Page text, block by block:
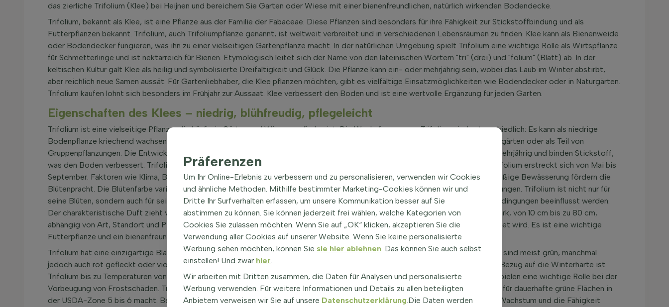
das zierliche Trifolium (Klee) bei Heijnen und bereichern Sie Garten oder Wiese mit einer bienenfreundlichen, natürlich wirkenden Bodendecke.
Trifolium, bekannt als Klee, ist eine Pflanze aus der Familie der Fabaceae. Diese Pflanzen sind besonders für ihre Fähigkeit zur Stickstoffbindung und als
Futterpflanzen bekannt. Trifolium, auch Trifoliumpflanze genannt, ist weltweit verbreitet und in verschiedenen Lebensräumen zu finden. Klee kann als Bienenweide
oder Bodendecker fungieren, was ihn zu einer vielseitigen Gartenpflanze macht. In der natürlichen Umgebung spielt Trifolium eine wichtige Rolle als Wirtspflanze
für Schmetterlinge und ist nektarreich für Bienen. Etymologisch leitet sich der Name von den lateinischen Wörtern "tri" (drei) und "folium" (Blatt) ab. In der
keltischen Kultur galt Klee als heilig und symbolisierte Dreifaltigkeit und Glück. Die Pflanze kann ein- oder mehrjährig sein, wobei das Laub im Winter abstirbt,
aber reichlich neue Samen aussät. Für Gartenliebhaber, die Klee pflanzen möchten, gibt es vielfältige Einsatzmöglichkeiten wie Bodendecker oder in Naturgärten.
Trifolium kaufen lohnt sich besonders im Frühjahr zur Aussaat. Klee verbessert den Boden und ist eine wertvolle Ergänzung für jeden Garten.
Eigenschaften des Klees – niedrig, blühfreudig, pflegeleicht
Trifolium ist eine vielseitige Pflanze, die häufig in Gärten und Wiesen zu finden ist. Die Wuchsformen von Trifolium sind unterschiedlich: Es kann als niedrige
Bodenpflanze kriechend wachsen oder sich sanft emporwinden. Diese Eigenschaften machen es ideal als Bodendecker in Naturgärten oder als Teil von
Gruppenpflanzungen. Die Entwicklung von Trifolium beginnt mit der Aussaat im Frühjahr. Die Pflanzen sind entweder ein- oder mehrjährig und binden Stickstoff,
was den Boden verbessert. Trifolium kann reichlich Samen produzieren und sich von selbst ausbreiten. Der Blütezeitraum von Trifolium erstreckt sich von Mai bis
September. Faktoren wie Klima, Bodenbearbeitung und Pflege beeinflussen die Blüte. Vor allem milde Temperaturen und regelmäßige Bewässerung fördern die
Blütenpracht. Die Blütenfarbe variiert von Weiß über Rosa bis hin zu rötlich und manchmal Gelb, je nach Sorte und Bodenbedingungen. Trifolium ist nicht nur für
seine Blüten, sondern auch für seinen Duft bekannt. Die Intensität des Dufts kann durch die Anzahl der Blüten und die Wetterbedingungen beeinflusst werden.
Der charakteristische Duft zieht viele Insekten an und trägt zur Biodiversität bei. Die erwachsene Höhe von Trifolium variiert stark, von 10 cm bis zu 80 cm,
abhängig von Art, Standort und Pflege. Trifolium ist eine schmetterlingsblütige Gartenpflanze, die oft in Blumenwiesen verwendet wird. Es ist eine wichtige
Futterpflanze und ein bienenfreundlicher Bodendecker, der in natürlichen Grasmischungen Verwendung findet.
Trifolium hat eine einzigartige Blattform, bestehend aus dreiteiligen Blättchen, die oval bis lanzettlich geformt sind. Die Blätter sind meist grün, manchmal
jedoch auch rot gefleckt oder violett. Diese Anpassung ermöglicht es Trifolium, in verschiedenen Umgebungen zu gedeihen. In Bezug auf die Winterhärte ist
Trifolium bis zu Temperaturen von -29°C winterhart und passt sich gut an die meisten Bodenverhältnisse an. Wind und Boden spielen eine wichtige Rolle bei der
Vorbeugung von Frostschäden. Trifolium verliert im Winter normalerweise nicht seine Blätter, was es zu einer bevorzugten Wahl für dauerhafte grüne Flächen in
der USDA-Zone 5 bis 6 macht. Bei Hitze und Trockenheit zeigt Trifolium hohe Beständigkeit. Dies ist auf das tief verwurzelte Wachstum und die Fähigkeit
Präferenzen
Um Ihr Online-Erlebnis zu verbessern und zu personalisieren, verwenden wir Cookies
und ähnliche Methoden. Mithilfe bestimmter Marketing-Cookies können wir und
Dritte Ihr Surfverhalten erfassen, um unsere Kommunikation besser auf Sie
abstimmen zu können. Sie können jederzeit frei wählen, welche Kategorien von
Cookies Sie zulassen möchten. Wenn Sie auf „OK“ klicken, akzeptieren Sie die
Verwendung aller Cookies auf unserer Website. Wenn Sie keine personalisierte
Werbung sehen möchten, können Sie sie hier ablehnen. Das können Sie auch selbst
einstellen! Und zwar hier.
Wir arbeiten mit Dritten zusammen, die Daten für Analysen und personalisierte
Werbung verwenden. Für weitere Informationen und Details zu allen beteiligten
Anbietern verweisen wir Sie auf unsere Datenschutzerklärung.Die Daten werden